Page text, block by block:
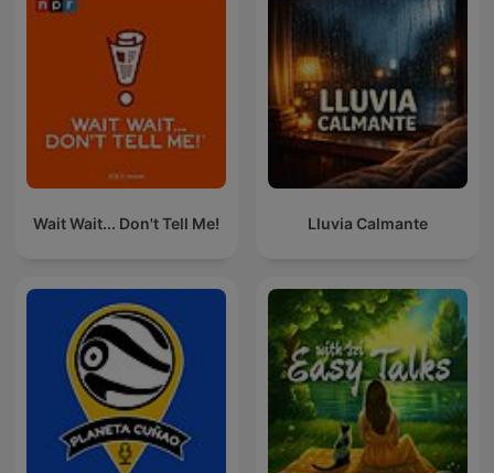
Wait Wait... Don't Tell Me! Lluvia Calmante